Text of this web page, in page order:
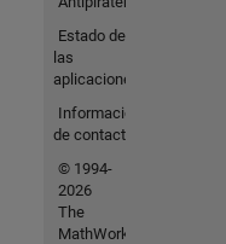
Estado de
las
aplicaciones
Información
de contacto
© 1994-
2026
The
MathWorks,